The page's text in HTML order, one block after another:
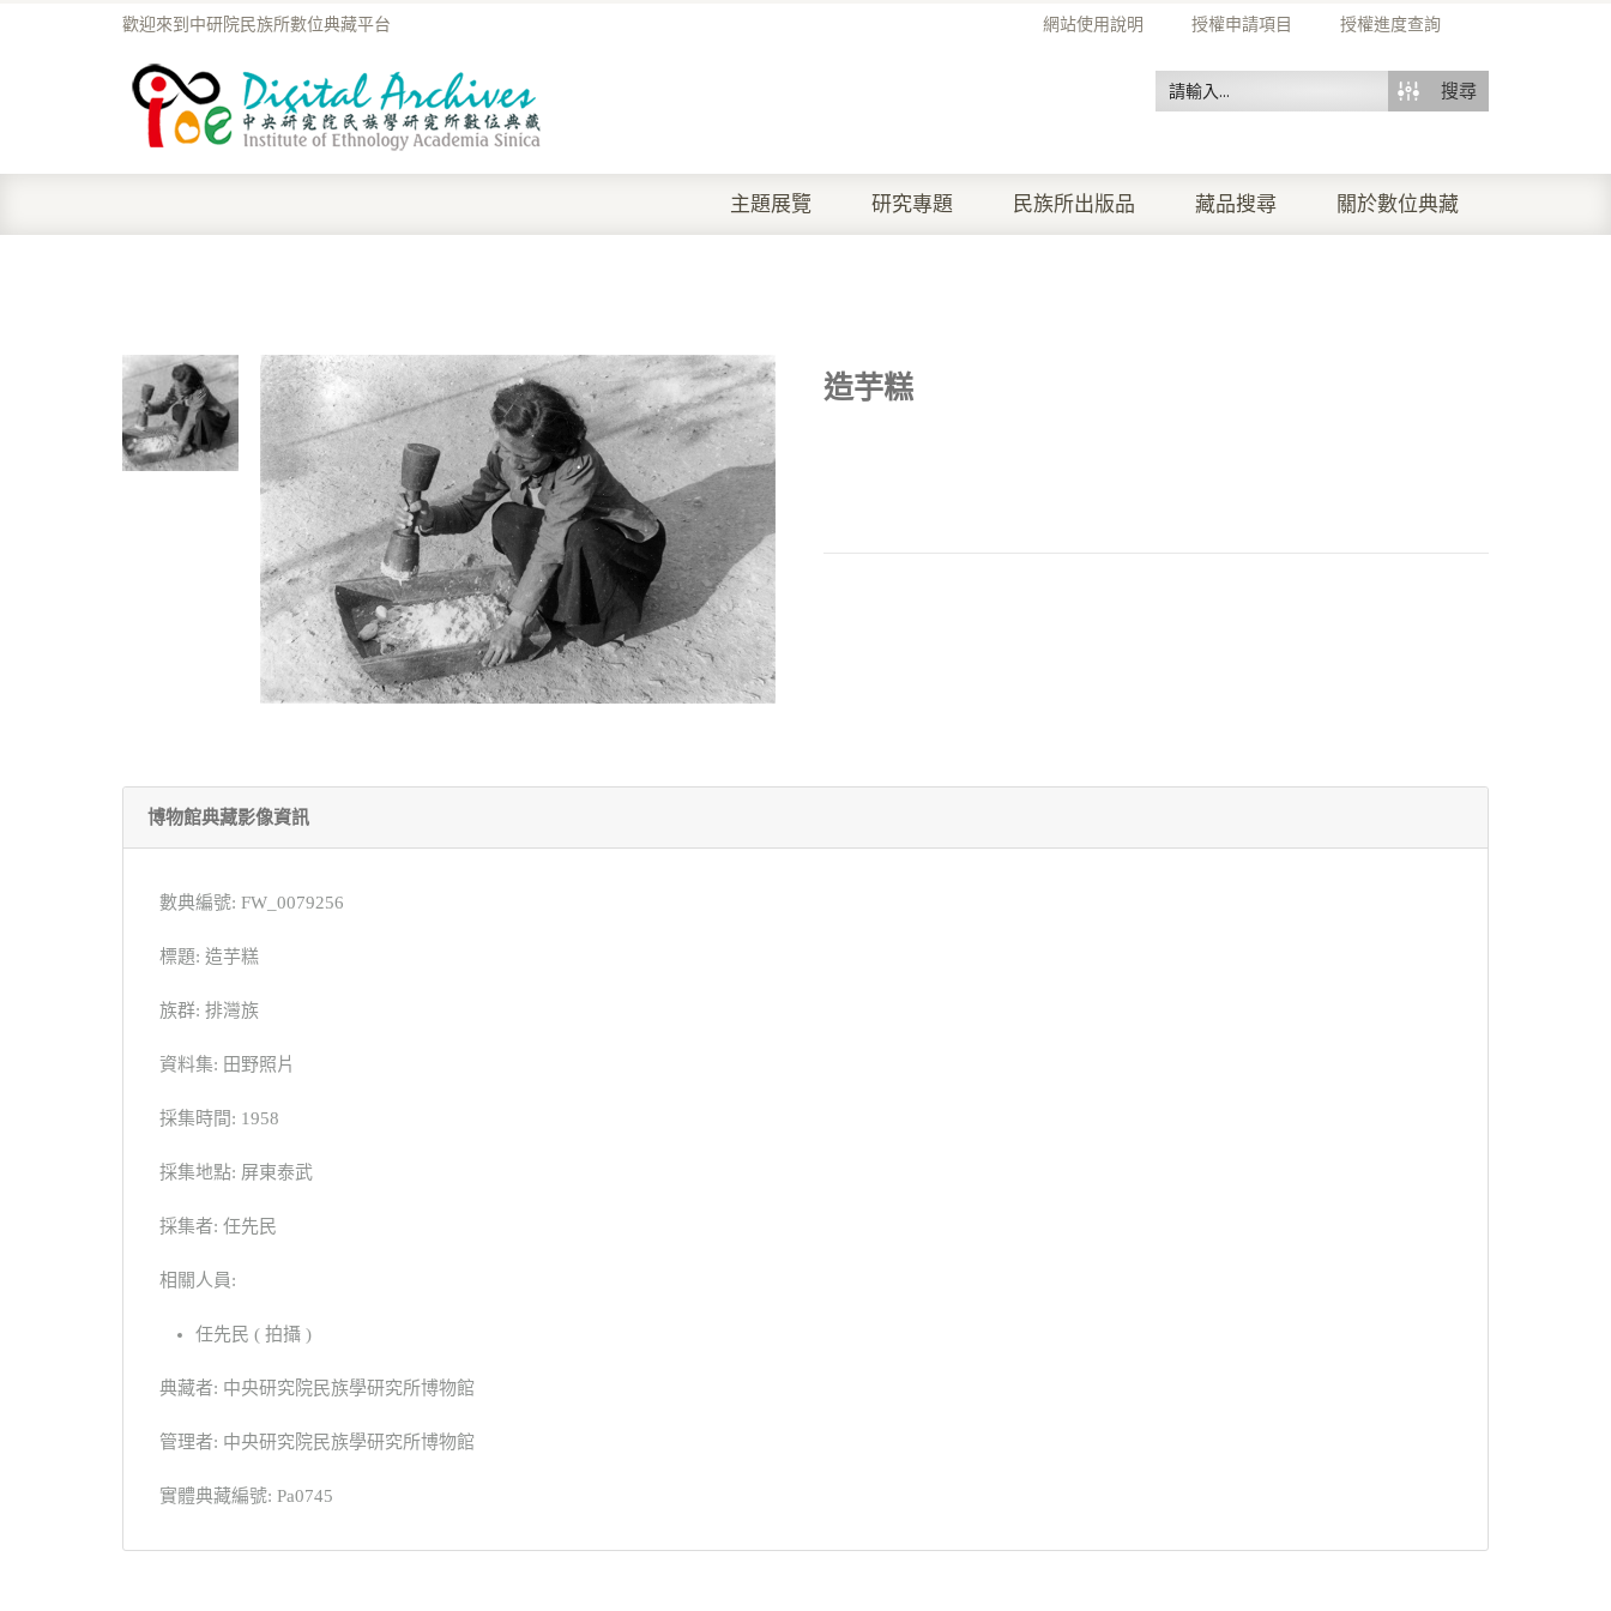
網站使用說明 授權申請項目 授權進度查詢
歡迎來到中研院民族所數位典藏平台
搜尋
主題展覽 研究專題 民族所出版品 藏品搜尋 關於數位典藏
造芋糕
博物館典藏影像資訊
數典編號: FW_0079256
標題: 造芋糕
族群: 排灣族
資料集: 田野照片
採集時間: 1958
採集地點: 屏東泰武
採集者: 任先民
相關人員:
任先民 ( 拍攝 )
典藏者: 中央研究院民族學研究所博物館
管理者: 中央研究院民族學研究所博物館
實體典藏編號: Pa0745